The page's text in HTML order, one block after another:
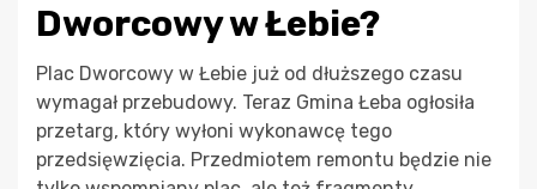
Dworcowy w Łebie?
Plac Dworcowy w Łebie już od dłuższego czasu
wymagał przebudowy. Teraz Gmina Łeba ogłosiła
przetarg, który wyłoni wykonawcę tego
przedsięwzięcia. Przedmiotem remontu będzie nie